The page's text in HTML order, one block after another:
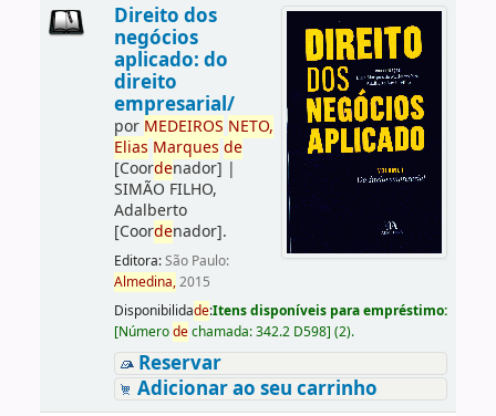
Direito dos
negócios
aplicado: do
direito
empresarial/
por MEDEIROS NETO,
Elias Marques de
[Coordenador] |
SIMÃO FILHO,
Adalberto
[Coordenador].
Editora:São Paulo:
Almedina,2015
Disponibilidade:Itens disponíveis para empréstimo:
[Númerodechamada:342.2 D598] (2).
Reservar
Adicionar ao seu carrinho